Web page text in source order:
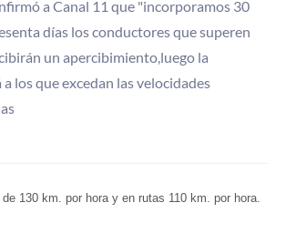
a Canal 11 que "incorporamos 30
días los conductores que superen
un apercibimiento,luego la
los que excedan las velocidades
130 km. por hora y en rutas 110 km. por hora.